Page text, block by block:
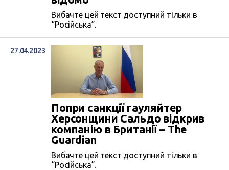
Вибачте цей текст доступний тільки в
“Російська”.
27.04.2023
Попри санкції гауляйтер
Херсонщини Сальдо відкрив
компанію в Британії – The
Guardian
Вибачте цей текст доступний тільки в
“Російська”.